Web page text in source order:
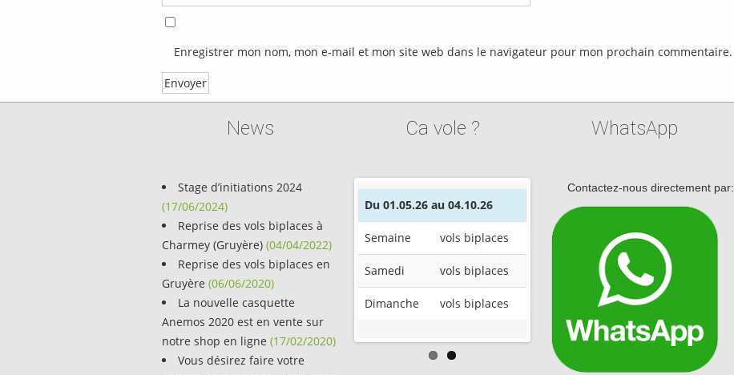
Enregistrer mon nom, mon e-mail et mon site web dans le navigateur pour mon prochain commentaire.
News
Stage d’initiations 2024
(17/06/2024)
Reprise des vols biplaces à
Charmey (Gruyère) (04/04/2022)
Reprise des vols biplaces en
Gruyère (06/06/2020)
La nouvelle casquette
Anemos 2020 est en vente sur
notre shop en ligne (17/02/2020)
Vous désirez faire votre
Ca vole ?
Du 01.05.26 au 04.10.26
Semaine vols biplaces
Samedi vols biplaces
Dimanche vols biplaces
Du 01.05.26 au 04.10.26
Semaine vols biplaces
Samedi vols biplaces
vols biplaces
Du 01.05.26 au 04.10.26
Semaine vols biplaces
Samedi vols biplaces
Dimanche vols biplaces
WhatsApp
Contactez-nous directement par: